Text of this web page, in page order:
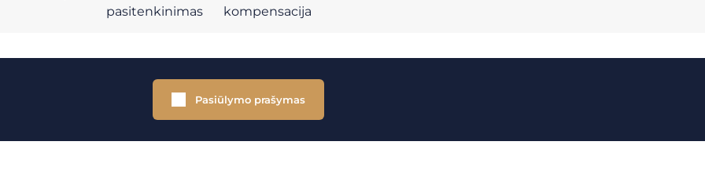
pasitenkinimas
kompensacija
Pasiūlymo prašymas